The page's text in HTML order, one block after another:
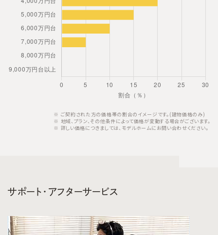
ご契約された方の価格帯の割合のイメージです。(建物価格のみ)
地域、プラン、その他条件によって価格が変動する場合がございます。
詳しい価格につきましては、モデルホームにお問い合わせください。
サポート・アフターサービス